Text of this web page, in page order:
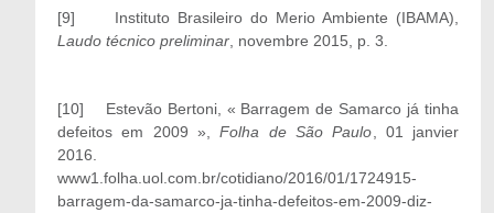
[9] Instituto Brasileiro do Merio Ambiente (IBAMA),
Laudo técnico preliminar, novembre 2015, p. 3.
[10] Estevão Bertoni, « Barragem de Samarco já tinha
defeitos em 2009 »,Folha de São Paulo , 01 janvier
2016.
www1.folha.uol.com.br/cotidiano/2016/01/1724915-
barragem-da-samarco-ja-tinha-defeitos-em-2009-diz-